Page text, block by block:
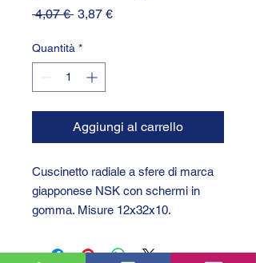
4,07 € Prezzo
3,87 €Prezzo
Quantità *
Aggiungi al carrello
Cuscinetto radiale a sfere di marca
giapponese NSK con schermi in
gomma. Misure 12x32x10.